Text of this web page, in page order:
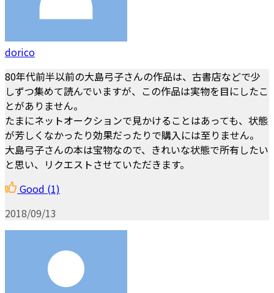
dorico
80年代前半以前の大島弓子さんの作品は、古書店などで少
しずつ集めて読んでいますが、この作品は実物を目にしたこ
とがありません。
たまにネットオークションで見かけることはあっても、状態
が芳しくなかったり効果だったりで購入には至りません。
大島弓子さんの本は宝物なので、きれいな状態で所有したい
と思い、リクエストさせていただきます。
Good (1)
2018/09/13